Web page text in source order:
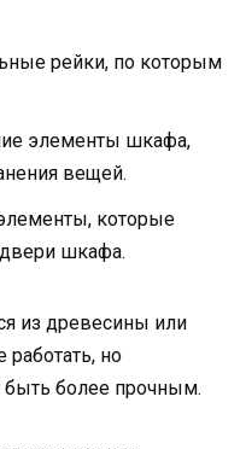
рейки, по которым
элементы шкафа,
вещей.
которые
шкафа.
из древесины или
но
быть более прочным.